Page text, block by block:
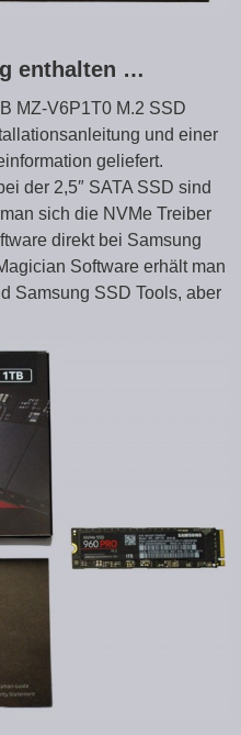
enthalten …
MZ-V6P1T0 M.2 SSD
und einer
geliefert.
der 2,5″ SATA SSD sind
sich die NVMe Treiber
direkt bei Samsung
Software erhält man
Samsung SSD Tools, aber